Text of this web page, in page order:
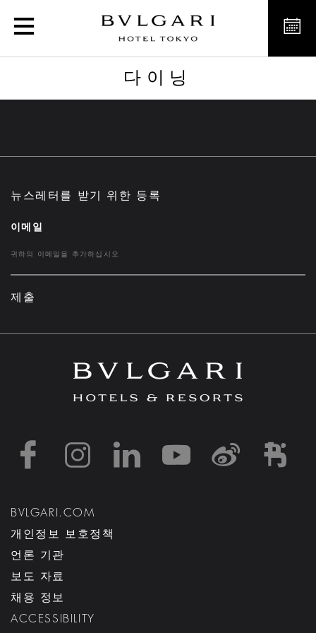
다이닝
다이닝
뉴스레터를 받기 위한 등록
이메일
제출
https://https://https://
https://
BVLGARI.COM
개인정보 보호정책
언론 기관
보도 자료
채용 정보
ACCESSIBILITY